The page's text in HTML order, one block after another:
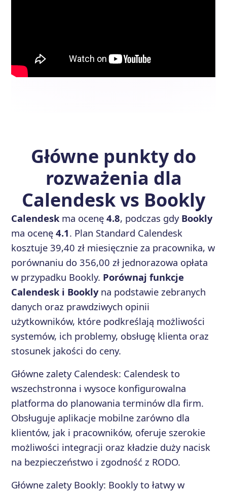
Główne punkty do
rozważenia dla
Calendesk vs Bookly
Calendeskma ocenę4.8, podczas gdy Bookly
ma ocenę4.1. Plan Standard Calendesk
kosztuje 39,40 zł miesięcznie za pracownika, w
porównaniu do 356,00 zł jednorazowa opłata
w przypadku Bookly. Porównaj funkcje
Calendesk i Booklyna podstawie zebranych
danych oraz prawdziwych opinii
użytkowników, które podkreślają możliwości
systemów, ich problemy, obsługę klienta oraz
stosunek jakości do ceny.
Główne zalety Calendesk: Calendesk to
wszechstronna i wysoce konfigurowalna
platforma do planowania terminów dla firm.
Obsługuje aplikacje mobilne zarówno dla
klientów, jak i pracowników, oferuje szerokie
możliwości integracji oraz kładzie duży nacisk
na bezpieczeństwo i zgodność z RODO.
Główne zalety Bookly: Bookly to łatwy w